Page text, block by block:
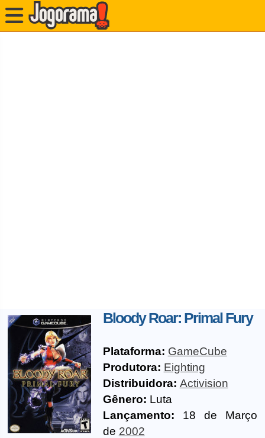
Bloody Roar: Primal Fury
Plataforma: GameCube
Produtora: Eighting
Distribuidora: Activision
Gênero: Luta
Lançamento: 18 de Março
de 2002